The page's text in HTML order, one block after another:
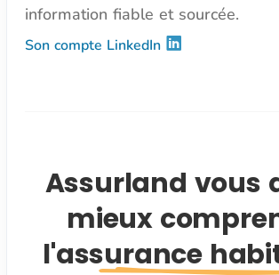
information fiable et sourcée.
Son compte LinkedIn
Assurland vous
mieux
l'assurance